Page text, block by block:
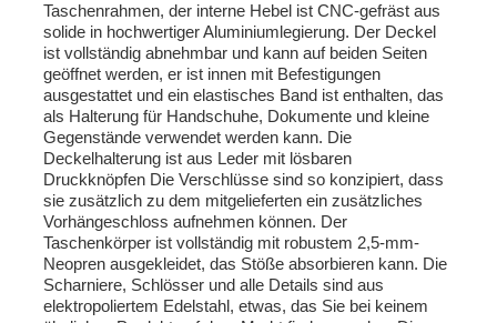
Taschenrahmen, der interne Hebel ist CNC-gefräst aus
solide in hochwertiger Aluminiumlegierung. Der Deckel
ist vollständig abnehmbar und kann auf beiden Seiten
geöffnet werden, er ist innen mit Befestigungen
ausgestattet und ein elastisches Band ist enthalten, das
als Halterung für Handschuhe, Dokumente und kleine
Gegenstände verwendet werden kann. Die
Deckelhalterung ist aus Leder mit lösbaren
Druckknöpfen Die Verschlüsse sind so konzipiert, dass
sie zusätzlich zu dem mitgelieferten ein zusätzliches
Vorhängeschloss aufnehmen können. Der
Taschenkörper ist vollständig mit robustem 2,5-mm-
Neopren ausgekleidet, das Stöße absorbieren kann. Die
Scharniere, Schlösser und alle Details sind aus
elektropoliertem Edelstahl, etwas, das Sie bei keinem